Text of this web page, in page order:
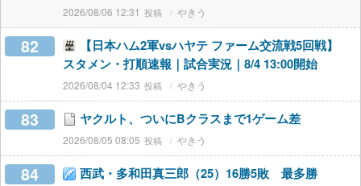
2026/08/06 12:31 やきう
82
【日本ハム2軍vsハヤテ ファーム交流戦5回戦】
スタメン・打順速報｜試合実況｜8/4 13:00開始
2026/08/04 12:33 やきう
83 ヤクルト、ついにBクラスまで1ゲーム差
2026/08/05 08:05 やきう
84 西武・多和田真三郎（25）16勝5敗 最多勝